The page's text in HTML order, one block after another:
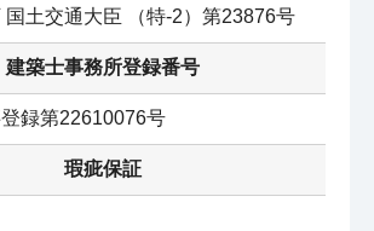
土交通大臣 （特‐2）第23876号
建築士事務所登録番号
録第22610076号
瑕疵保証